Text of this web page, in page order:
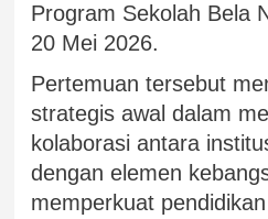
Program Sekolah Bela
20 Mei 2026.
Pertemuan tersebut
strategis awal dalam
kolaborasi antara
dengan elemen
memperkuat